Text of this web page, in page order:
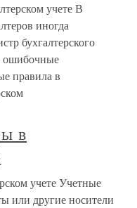
учете В
иногда
бухгалтерского
ошибочные
правила в
в
учете Учетные
или другие носители